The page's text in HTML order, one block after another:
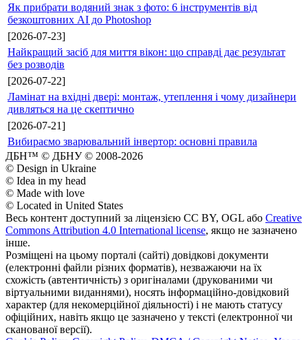
Як прибрати водяний знак з фото: 6 інструментів від
безкоштовних AI до Photoshop
[2026-07-23]
Найкращий засіб для миття вікон: що справді дає результат
без розводів
[2026-07-22]
Ламінат на вхідні двері: монтаж, утеплення і чому дизайнери
дивляться на це скептично
[2026-07-21]
Вибираємо зварювальний інвертор: основні правила
ДБН™ © ДБНУ © 2008-2026
© Design in Ukraine
© Idea in my head
© Made with love
© Located in United States
Весь контент доступний за ліцензією CC BY, OGL або Creative
Commons Attribution 4.0 International license, якщо не зазначено
інше.
Розміщені на цьому порталі (сайті) довідкові документи
(електронні файли різних форматів), незважаючи на їх
схожість (автентичність) з оригіналами (друкованими чи
віртуальними виданнями), носять інформаційно-довідковий
характер (для некомерційної діяльності) і не мають статусу
офіційних, навіть якщо це зазначено у тексті (електронної чи
сканованої версії).